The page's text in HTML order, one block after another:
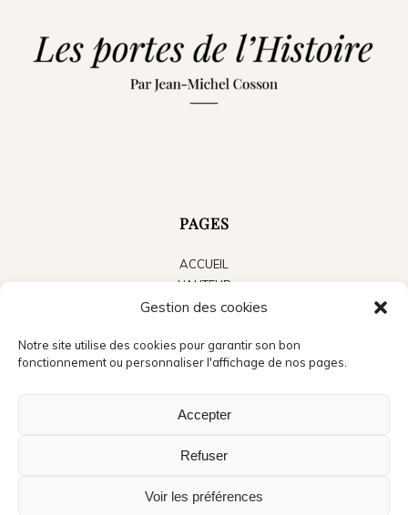
Gestion des cookies
Notre site utilise des cookies pour garantir son bon
fonctionnement ou personnaliser l'affichage de nos pages.
Accepter
Refuser
Voir les préférences
PAGES
ACCUEIL
L’AUTEUR
LES LIVRES
ACTUALITÉS
PRESSE
©Copyright - Jean Michel Cosson - Crédits photo accueil : André Méravilles -